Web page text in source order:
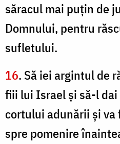
săracul mai puţin de
Domnului, pentru
sufletului.
16. Să iei argintul de
fiii lui Israel şi să-l
cortului adunării şi
spre pomenire